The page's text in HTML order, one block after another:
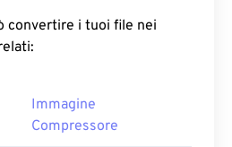
convertire i tuoi file nei
Immagine
Compressore